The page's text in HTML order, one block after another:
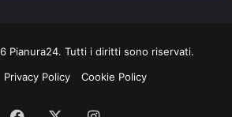
Pianura24. Tutti i diritti sono riservati.
Privacy Policy Cookie Policy